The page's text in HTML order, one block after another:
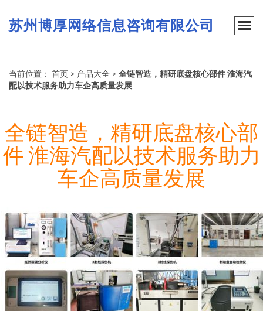
苏州博厚网络信息咨询有限公司
当前位置： 首页 > 产品大全 > 全链智造，精研底盘核心部件 淮海汽
配以技术服务助力车企高质量发展
全链智造，精研底盘核心部
件 淮海汽配以技术服务助力
车企高质量发展